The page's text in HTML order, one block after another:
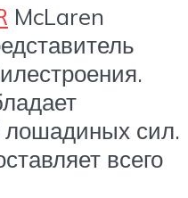
McLaren
сил.
всего